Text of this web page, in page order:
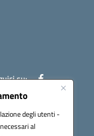
degli utenti -
al
su: